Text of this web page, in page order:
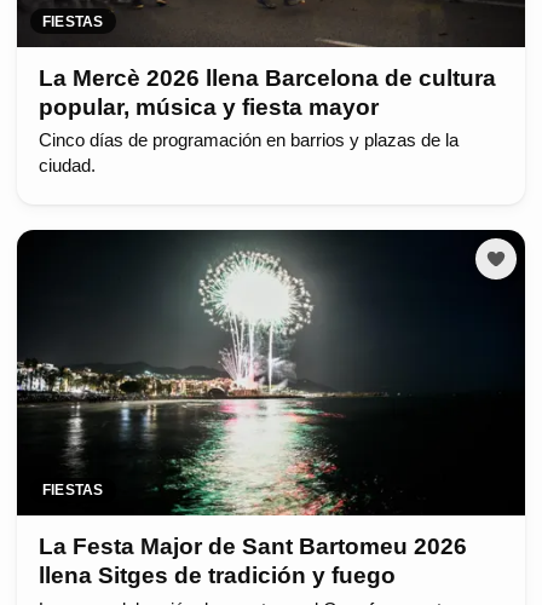
FIESTAS
La Mercè 2026 llena Barcelona de cultura
popular, música y fiesta mayor
Cinco días de programación en barrios y plazas de la
ciudad.
FIESTAS
La Festa Major de Sant Bartomeu 2026
llena Sitges de tradición y fuego